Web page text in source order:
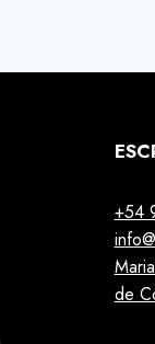
+54
de